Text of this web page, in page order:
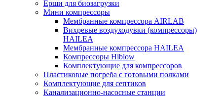
Ерши для биозагрузки
Мини компрессоры
Мембранные компрессора AIRLAB
Вихревые воздуходувки (компрессоры)
HAILEA
Мембранные компрессора HAILEA
Компрессоры Hiblow
Комплектующие для компрессоров
Пластиковые погреба с готовыми полками
Комплектующие для септиков
Канализационно-насосные станции